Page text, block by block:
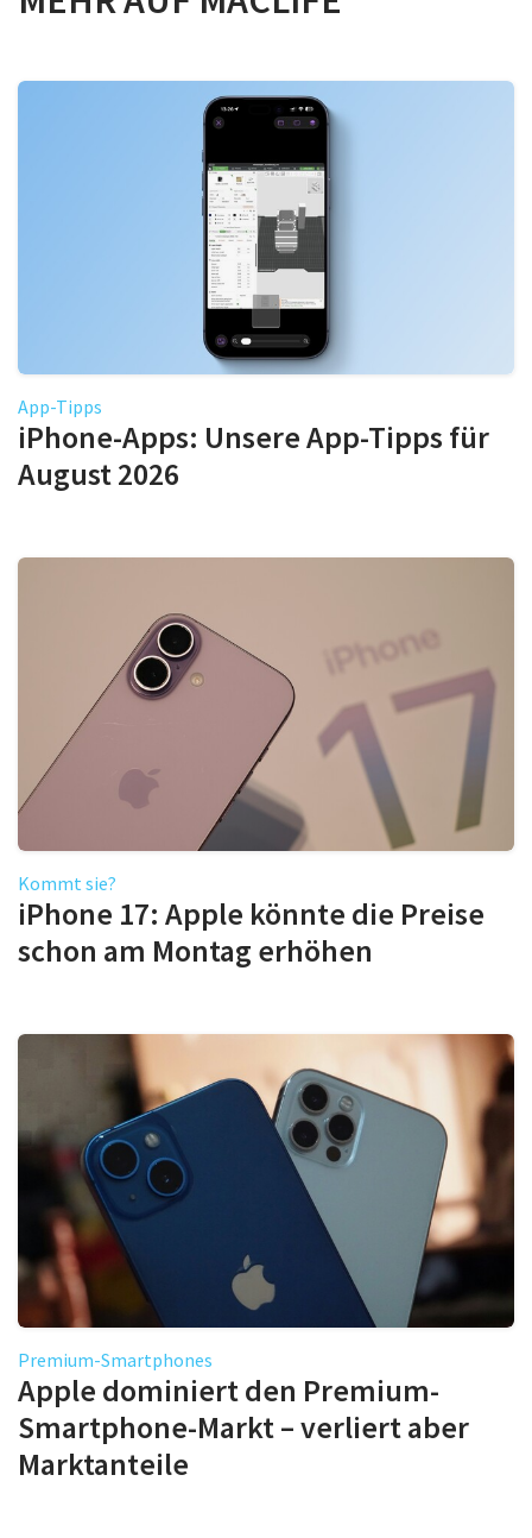
App-Tipps
iPhone-Apps: Unsere App-Tipps für
August 2026
Kommt sie?
iPhone 17: Apple könnte die Preise
schon am Montag erhöhen
Premium-Smartphones
Apple dominiert den Premium-
Smartphone-Markt – verliert aber
Marktanteile